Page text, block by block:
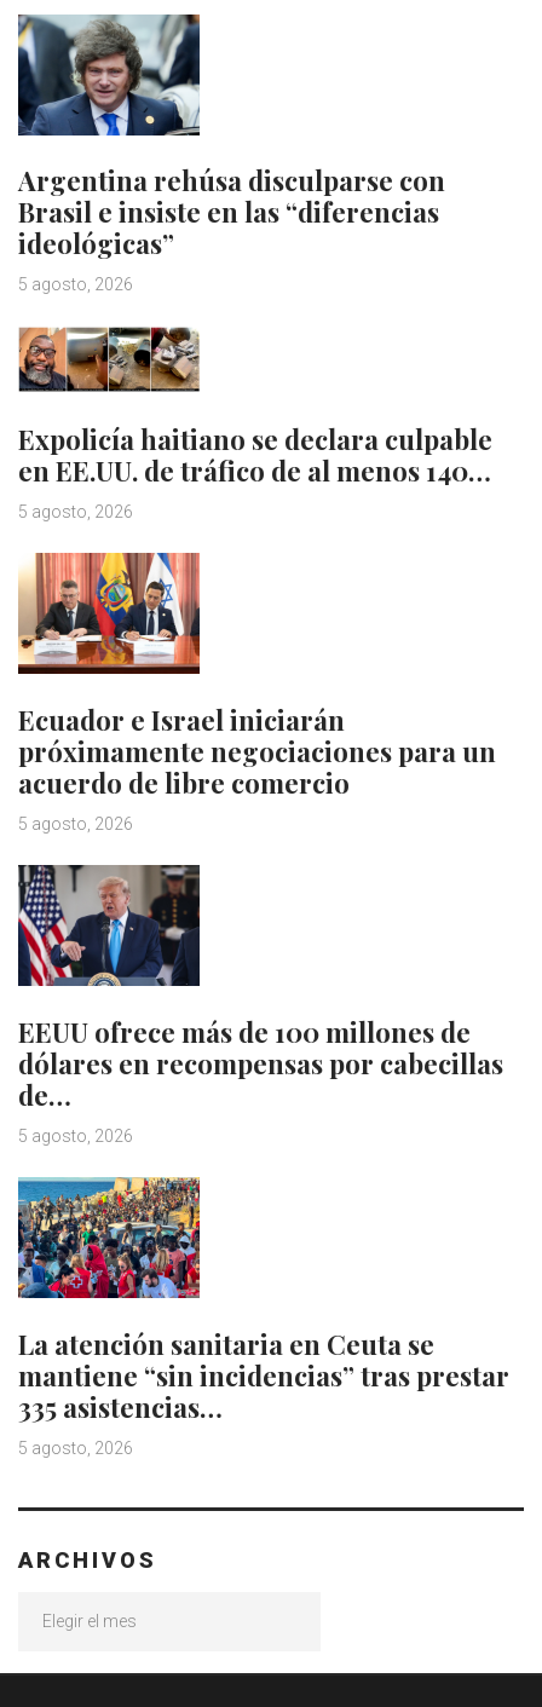
Argentina rehúsa disculparse con
Brasil e insiste en las “diferencias
ideológicas”
5 agosto, 2026
Expolicía haitiano se declara culpable
en EE.UU. de tráfico de al menos 140…
5 agosto, 2026
Ecuador e Israel iniciarán
próximamente negociaciones para un
acuerdo de libre comercio
5 agosto, 2026
EEUU ofrece más de 100 millones de
dólares en recompensas por cabecillas
de…
5 agosto, 2026
La atención sanitaria en Ceuta se
mantiene “sin incidencias” tras prestar
335 asistencias…
5 agosto, 2026
ARCHIVOS